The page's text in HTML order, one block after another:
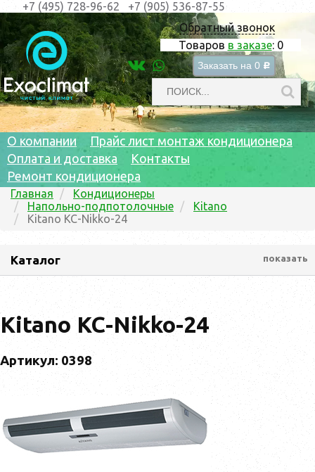
Обратный звонок
Товаров в заказе: 0
Заказать на 0 c
+7 (495) 728-96-62 +7 (905) 536-87-55
О компании
Прайс лист монтаж кондиционера
Оплата и доставка
Контакты
Ремонт кондиционера
Главная
Кондиционеры
Напольно-подпотолочные
Kitano
Kitano KC-Nikko-24
Каталог показать
Kitano KC-Nikko-24
Артикул: 0398